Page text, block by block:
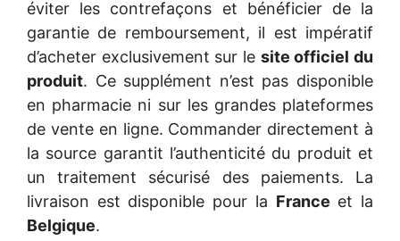
éviter les contrefaçons et bénéficier de la
garantie de remboursement, il est impératif
d’acheter exclusivement sur le site officiel du
produit. Ce supplément n’est pas disponible
en pharmacie ni sur les grandes plateformes
de vente en ligne. Commander directement à
la source garantit l’authenticité du produit et
un traitement sécurisé des paiements. La
livraison est disponible pour la France et la
Belgique.